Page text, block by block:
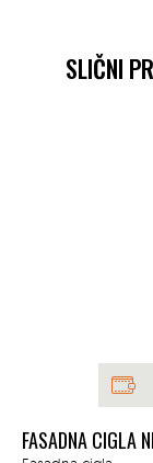
SLIČNI
FASADNA CIGLA